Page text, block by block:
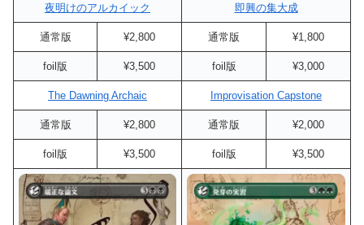
夜明けのアルカイック 即興の集大成
通常版 ¥2,800 通常版 ¥1,800
foil版 ¥3,500 foil版 ¥3,000
The Dawning Archaic Improvisation Capstone
通常版 ¥2,800 通常版 ¥2,000
foil版 ¥3,500 foil版 ¥3,500